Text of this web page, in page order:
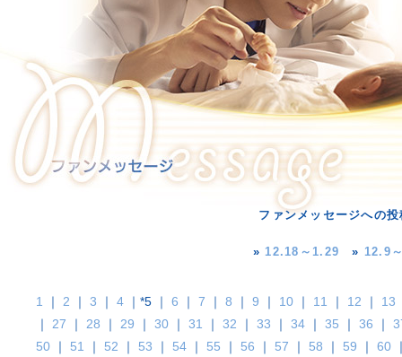
ファンメッセージへの
»12.18～1.29 » 12.9
1 ｜ 2 ｜ 3 ｜ 4 ｜*5 ｜ 6 ｜ 7 ｜ 8 ｜ 9 ｜ 10 ｜ 11 ｜ 12 ｜ 13
｜ 27 ｜ 28 ｜ 29 ｜ 30 ｜ 31 ｜ 32 ｜ 33 ｜ 34 ｜ 35 ｜ 36 ｜
50 ｜ 51 ｜ 52 ｜ 53 ｜ 54 ｜ 55 ｜ 56 ｜ 57 ｜ 58 ｜ 59 ｜ 60